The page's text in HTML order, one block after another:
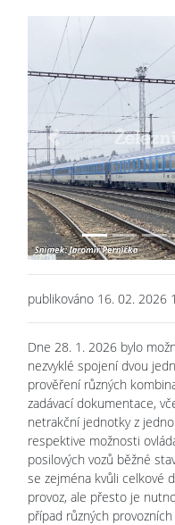
Previous
publikováno 16. 02. 2026
Dne 28. 1. 2026 bylo
nezvyklé spojení dvou
prověření různých
zadávací dokumentace,
netrakční jednotky z
respektive možnosti
posilových vozů běžné
se zejména kvůli celkové
provoz, ale přesto je
případ různých